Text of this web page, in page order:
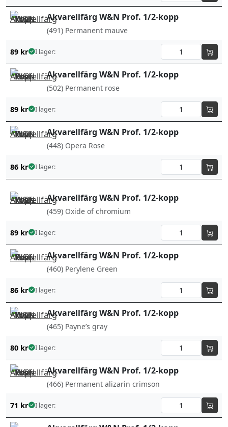
Akvarellfärg W&N Prof. 1/2-kopp
(491) Permanent mauve
89 kr I lager:
Akvarellfärg W&N Prof. 1/2-kopp
(502) Permanent rose
89 kr I lager:
Akvarellfärg W&N Prof. 1/2-kopp
(448) Opera Rose
86 kr I lager:
Akvarellfärg W&N Prof. 1/2-kopp
(459) Oxide of chromium
89 kr I lager:
Akvarellfärg W&N Prof. 1/2-kopp
(460) Perylene Green
86 kr I lager:
Akvarellfärg W&N Prof. 1/2-kopp
(465) Payne’s gray
80 kr I lager:
Akvarellfärg W&N Prof. 1/2-kopp
(466) Permanent alizarin crimson
71 kr I lager: